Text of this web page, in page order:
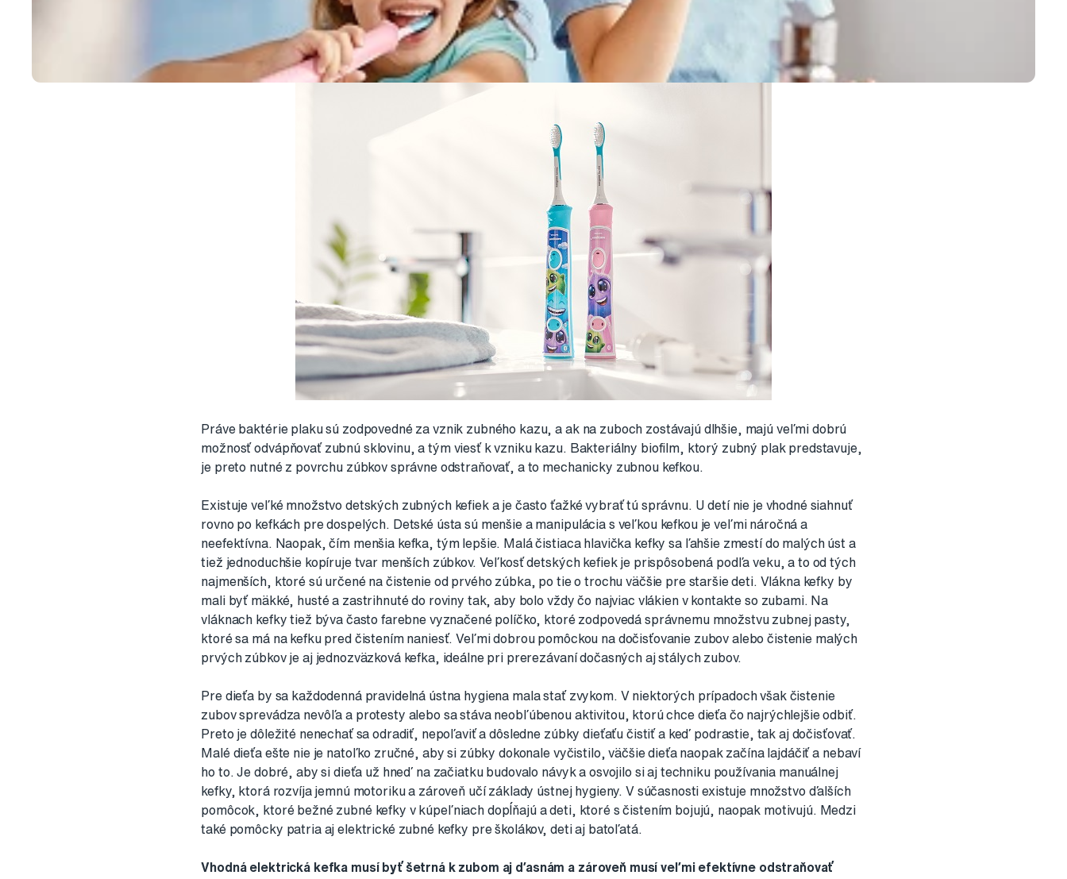
Práve baktérie plaku sú zodpovedné za vznik zubného kazu, a ak na zuboch zostávajú dlhšie, majú veľmi dobrú
možnosť odvápňovať zubnú sklovinu, a tým viesť k vzniku kazu. Bakteriálny biofilm, ktorý zubný plak predstavuje,
je preto nutné z povrchu zúbkov správne odstraňovať, a to mechanicky zubnou kefkou.
Existuje veľké množstvo detských zubných kefiek a je často ťažké vybrať tú správnu. U detí nie je vhodné siahnuť
rovno po kefkách pre dospelých. Detské ústa sú menšie a manipulácia s veľkou kefkou je veľmi náročná a
neefektívna. Naopak, čím menšia kefka, tým lepšie. Malá čistiaca hlavička kefky sa ľahšie zmestí do malých úst a
tiež jednoduchšie kopíruje tvar menších zúbkov. Veľkosť detských kefiek je prispôsobená podľa veku, a to od tých
najmenších, ktoré sú určené na čistenie od prvého zúbka, po tie o trochu väčšie pre staršie deti. Vlákna kefky by
mali byť mäkké, husté a zastrihnuté do roviny tak, aby bolo vždy čo najviac vlákien v kontakte so zubami. Na
vláknach kefky tiež býva často farebne vyznačené políčko, ktoré zodpovedá správnemu množstvu zubnej pasty,
ktoré sa má na kefku pred čistením naniesť. Veľmi dobrou pomôckou na dočisťovanie zubov alebo čistenie malých
prvých zúbkov je aj jednozväzková kefka, ideálne pri prerezávaní dočasných aj stálych zubov.
Pre dieťa by sa každodenná pravidelná ústna hygiena mala stať zvykom. V niektorých prípadoch však čistenie
zubov sprevádza nevôľa a protesty alebo sa stáva neobľúbenou aktivitou, ktorú chce dieťa čo najrýchlejšie odbiť.
Preto je dôležité nenechať sa odradiť, nepoľaviť a dôsledne zúbky dieťaťu čistiť a keď podrastie, tak aj dočisťovať.
Malé dieťa ešte nie je natoľko zručné, aby si zúbky dokonale vyčistilo, väčšie dieťa naopak začína lajdáčiť a nebaví
ho to. Je dobré, aby si dieťa už hneď na začiatku budovalo návyk a osvojilo si aj techniku používania manuálnej
kefky, ktorá rozvíja jemnú motoriku a zároveň učí základy ústnej hygieny. V súčasnosti existuje množstvo ďalších
pomôcok, ktoré bežné zubné kefky v kúpeľniach dopĺňajú a deti, ktoré s čistením bojujú, naopak motivujú. Medzi
také pomôcky patria aj elektrické zubné kefky pre školákov, deti aj batoľatá.
Vhodná elektrická kefka musí byť šetrná k zubom aj ďasnám a zároveň musí veľmi efektívne odstraňovať